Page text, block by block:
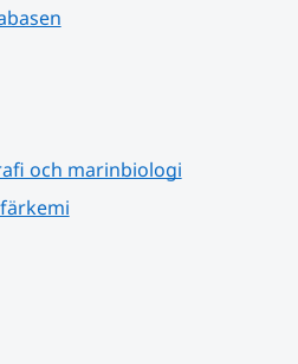
webbplats.
och marinbiologi